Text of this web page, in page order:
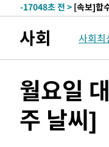
-17048초 전 > [속보]합
-16599초 전 >
[속보]
-16585초 전 >[속보]코
-13718초 전 >시리아 다
-13016초 전 >입추에도
-7980초 전 > 이란, 호르
사회 사회최
월요일
주 날씨]